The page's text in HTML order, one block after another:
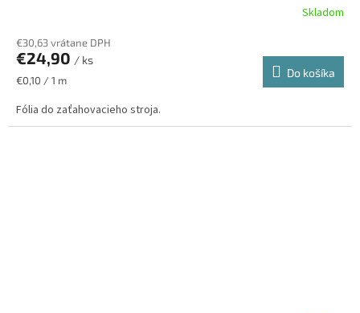
Skladom
€30,63 vrátane DPH
€24,90 / ks
Jednotková
€0,10 / 1 m
Do košíka
Fólia do zaťahovacieho stroja.